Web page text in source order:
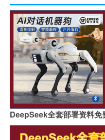
DeepSeek全套部署资料免